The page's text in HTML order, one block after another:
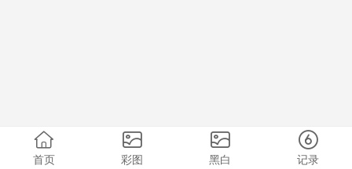
首页 彩图 黑白 记录